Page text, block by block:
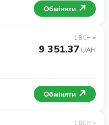
Обміняти
1 BCH =
9 351.37 UAH
Обміняти
1 BCH =